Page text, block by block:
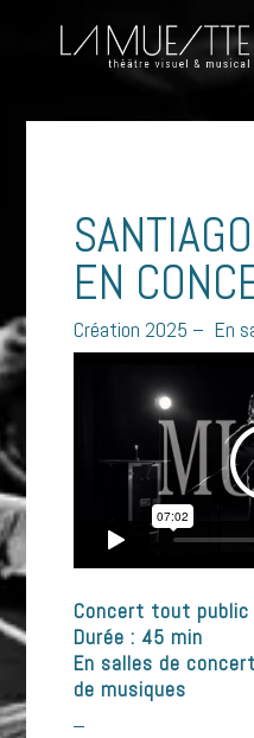
EN
Création 2025 – En
Concert tout public
Durée : 45 min
En salles de
de musiques